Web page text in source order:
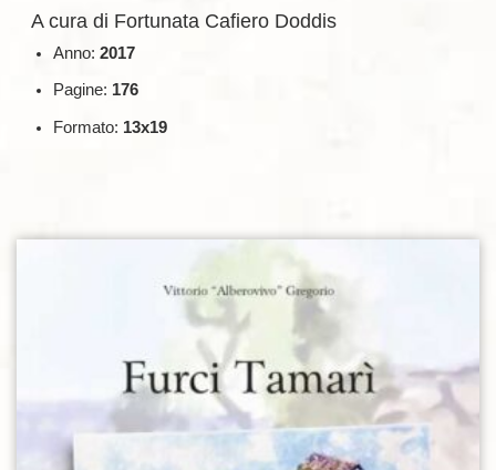
A cura di Fortunata Cafiero Doddis
Anno: 2017
Pagine: 176
Formato: 13x19